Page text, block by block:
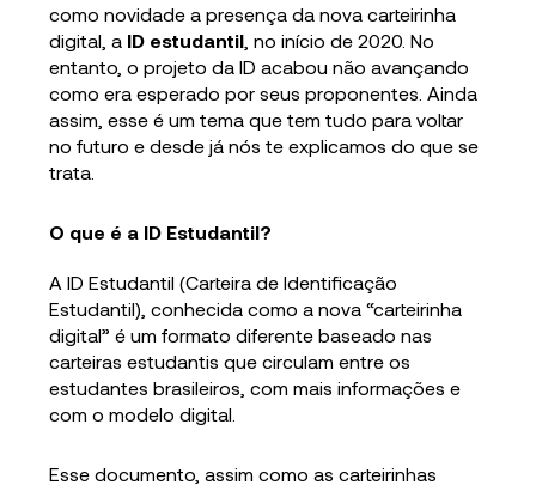
como novidade a presença da nova carteirinha
digital, a ID estudantil , no início de 2020. No
entanto, o projeto da ID acabou não avançando
como era esperado por seus proponentes. Ainda
assim, esse é um tema que tem tudo para voltar
no futuro e desde já nós te explicamos do que se
trata.
O que é a ID Estudantil?
A ID Estudantil (Carteira de Identificação
Estudantil), conhecida como a nova “carteirinha
digital” é um formato diferente baseado nas
carteiras estudantis que circulam entre os
estudantes brasileiros, com mais informações e
com o modelo digital.
Esse documento, assim como as carteirinhas